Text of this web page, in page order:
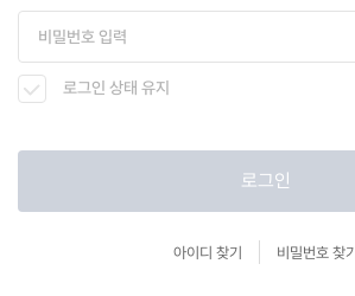
로그인 상태 유지
로그인
아이디 찾기 비밀번호 찾기